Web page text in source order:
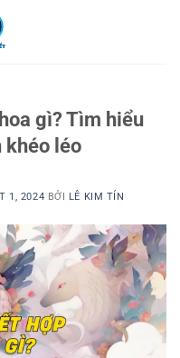
gì? Tìm hiểu
khéo léo
1, 2024 BỞI LÊ KIM TÍN